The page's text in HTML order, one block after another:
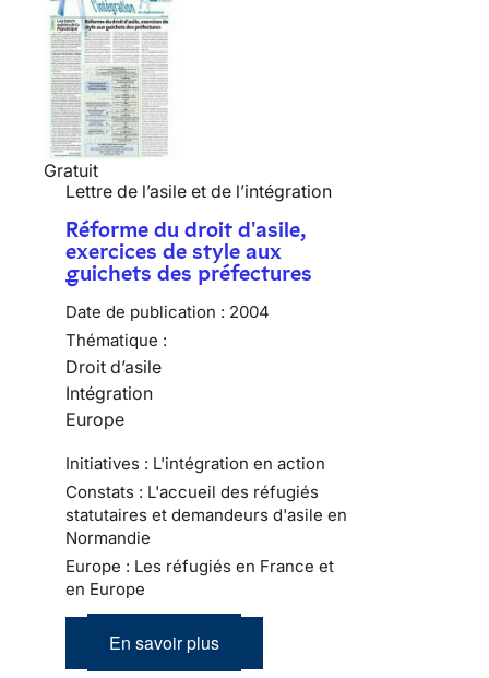
Gratuit
Lettre de l’asile et de l’intégration
Réforme du droit d'asile,
exercices de style aux
guichets des préfectures
Date de publication : 2004
Thématique :
Droit d’asile
Intégration
Europe
Initiatives : L'intégration en action
Constats : L'accueil des réfugiés
statutaires et demandeurs d'asile en
Normandie
Europe : Les réfugiés en France et
en Europe
En savoir plus